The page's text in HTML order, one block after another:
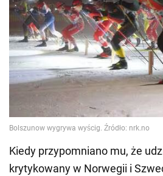
Kiedy przypomniano mu, że
krytykowany w Norwegii i